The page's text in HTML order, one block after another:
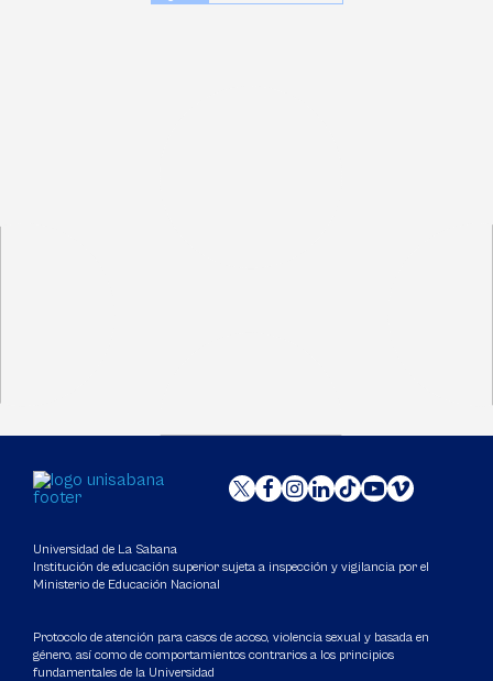
Universidad de La Sabana
Institución de educación superior sujeta a inspección y vigilancia por el
Ministerio de Educación Nacional
Protocolo de atención para casos de acoso, violencia sexual y basada en
género, así como de comportamientos contrarios a los principios
fundamentales de la Universidad